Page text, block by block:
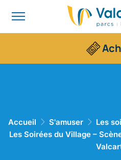
Accueil S'amuser
Les
Les Soirées du Village –